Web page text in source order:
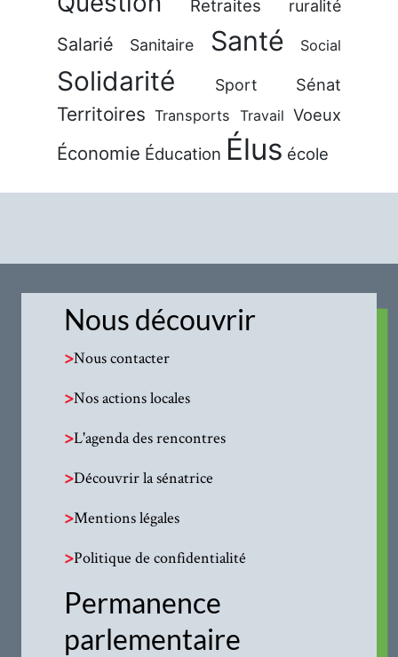
Retraites ruralité
Salarié Sanitaire Santé Social
Solidarité Sport Sénat
Territoires Transports Travail Voeux
Économie Éducation Élus école
Nous découvrir
>Nous contacter
>Nos actions locales
>L'agenda des rencontres
>Découvrir la sénatrice
>Mentions légales
>Politique de confidentialité
Permanence
parlementaire